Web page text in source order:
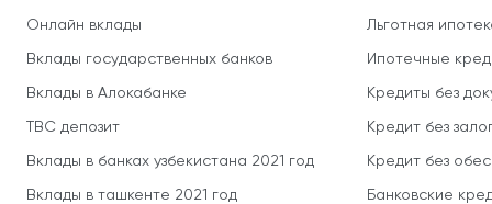
Онлайн вклады
Вклады государственных банков
Вклады в Алокабанке
TBC депозит
Вклады в банках узбекистана 2021 год
Вклады в ташкенте 2021 год
Льготная
Ипотечные
Кредиты без
Кредит без
Кредит без
Банковские